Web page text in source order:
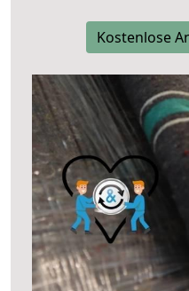
Kostenlose